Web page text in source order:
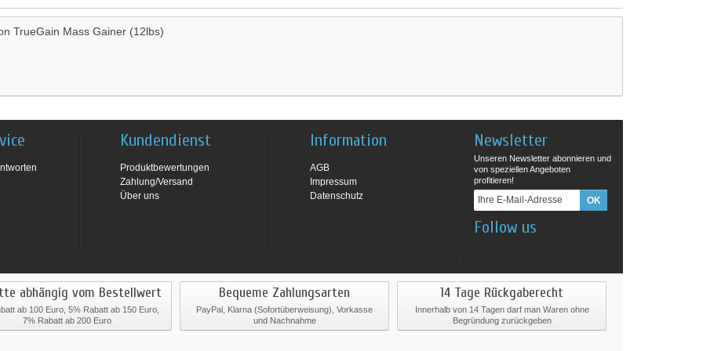
TrueGain Mass Gainer (12lbs)
Kundendienst
Produktbewertungen
Zahlung/Versand
Über uns
Information
AGB
Impressum
Datenschutz
Newsletter
Unseren Newsletter abonnieren und
von speziellen Angeboten
profitieren!
Follow us
abhängig vom Bestellwert
ab 100 Euro, 5% Rabatt ab 150 Euro,
7% Rabatt ab 200 Euro
Bequeme Zahlungsarten
PayPal, Klarna (Sofortüberweisung), Vorkasse
und Nachnahme
14 Tage Rückgaberecht
Innerhalb von 14 Tagen darf man Waren ohne
Begründung zurückgeben